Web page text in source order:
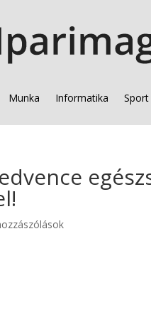
Munka Informatika Sport